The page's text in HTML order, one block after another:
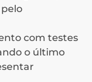
com testes
o último